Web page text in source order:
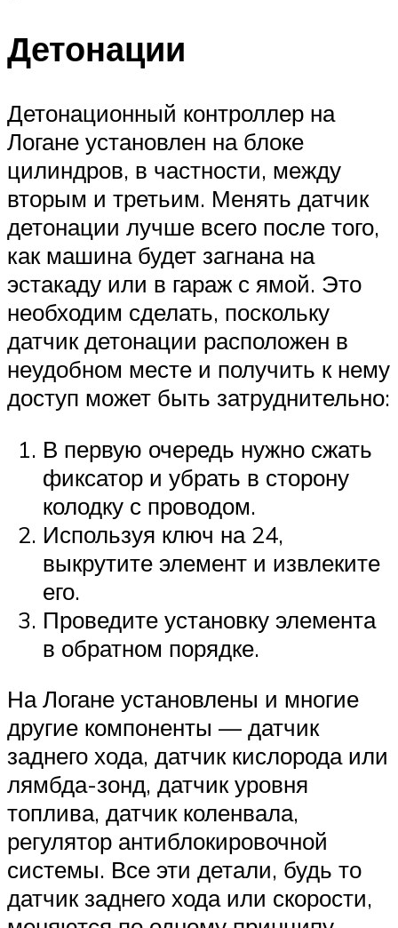
Детонации
Детонационный контроллер на
Логане установлен на блоке
цилиндров, в частности, между
вторым и третьим. Менять датчик
детонации лучше всего после того,
как машина будет загнана на
эстакаду или в гараж с ямой. Это
необходим сделать, поскольку
датчик детонации расположен в
неудобном месте и получить к нему
доступ может быть затруднительно:
В первую очередь нужно сжать
фиксатор и убрать в сторону
колодку с проводом.
Используя ключ на 24,
выкрутите элемент и извлеките
его.
Проведите установку элемента
в обратном порядке.
На Логане установлены и многие
другие компоненты — датчик
заднего хода, датчик кислорода или
лямбда-зонд, датчик уровня
топлива, датчик коленвала,
регулятор антиблокировочной
системы. Все эти детали, будь то
датчик заднего хода или скорости,